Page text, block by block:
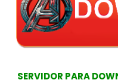
SERVIDOR PARA